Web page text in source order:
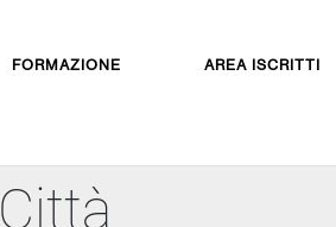
FORMAZIONE AREA ISCRITTI
Città